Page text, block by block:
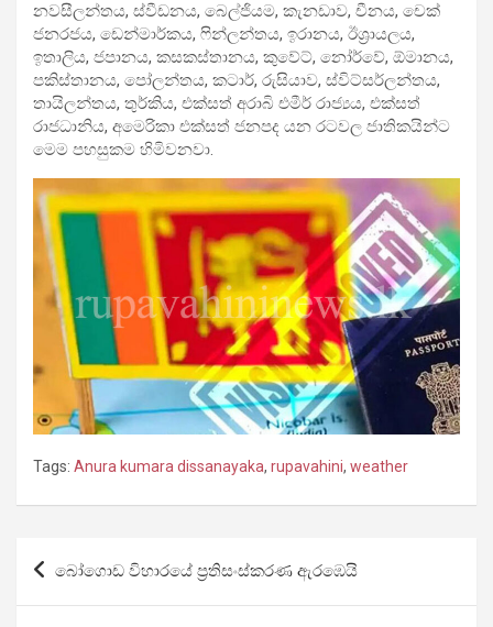
නවසීලන්තය, ස්වීඩනය, බෙල්ජියම, කැනඩාව, චීනය, චෙක්
ජනරජය, ඩෙන්මාර්කය, ෆින්ලන්තය, ඉරානය, ඊශ්‍රායලය,
ඉතාලිය, ජපානය, කසකස්තානය, කුවේට්, නෝර්වේ, ඕමානය,
පකිස්තානය, පෝලන්තය, කටාර්, රුසියාව, ස්විට්සර්ලන්තය,
තායිලන්තය, තුර්කිය, එක්සත් අරාබි එමීර් රාජ්‍යය, එක්සත්
රාජධානිය, අමෙරිකා එක්සත් ජනපද යන රටවල ජාතිකයින්ට
මෙම පහසුකම හිමිවනවා.
Tags: Anura kumara dissanayaka, rupavahini, weather
Post
බෝගොඩ විහාරයේ ප්‍රතිසංස්කරණ ඇරඹෙයි